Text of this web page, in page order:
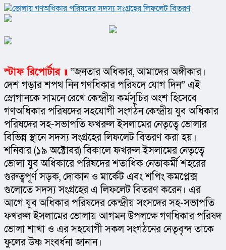
স্টাফ রিপোর্টার ॥ “জনতার অধিকার, আমাদের অঙ্গীকার।
দেশ গড়ার শপথ নিন গণধিকার পরিষদে যোগ দিন” এই
স্লোগানকে সামনে রেখে কেন্দ্রীয় কর্মসূচির অংশ হিসেবে
গণঅধিকার পরিষদের সহযোগী সংগঠন কেন্দ্রীয় যুব অধিকার
পরিষদের সহ-সভাপতি ফখরুল ইসলামের নেতৃত্বে ভোলার
বিভিন্ন স্থানে সদস্য সংগ্রহের লিফলেট বিতরণ করা হয়।
শনিবার (১৯ অক্টোবর) বিকালে ফখরুল ইসলামের নেতৃত্বে
ভোলা যুব অধিকারে পরিষদের শতাধিক নেতাকর্মী শহরের
গুরুত্বপূর্ণ সড়ক, দোকান ও মার্কেট এবং শপিং কমপ্লেক্স
গুলোতে সদস্য সংগ্রহের এ লিফলেট বিতরণ করেন। এর
আগে যুব অধিকার পরিষদের কেন্দ্রীয় সংসদের সহ-সভাপতি
ফখরুল ইসলামের ভোলায় আগমন উপলক্ষে গণধিকার পরিষদ
ভোলা শাখা ও এর সহযোগী সকল সংগঠনের নেতৃবৃন্দ তাকে
ফুলের উষ্ণ সংবর্ধনা জানান।